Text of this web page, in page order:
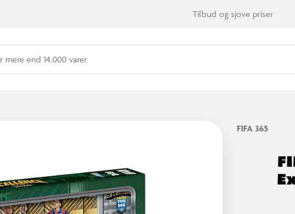
Tilbud og sjove priser
mere end 14.000 varer
FIFA 365